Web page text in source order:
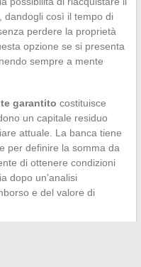
dandogli così il tempo di
perdere la proprietà
opzione se si presenta
sempre a mente
garantito costituisce
un capitale residuo
attuale. La banca tiene
per definire la somma da
di ottenere condizioni
dopo un’analisi
e del valore di